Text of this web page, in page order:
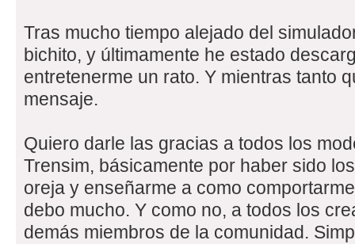
Tras mucho tiempo alejado del
bichito, y últimamente he estado
entretenerme un rato. Y mientras tanto
mensaje.
Quiero darle las gracias a todos los
Trensim, básicamente por haber sido
oreja y enseñarme a como
debo mucho. Y como no, a todos los
demás miembros de la comunidad.